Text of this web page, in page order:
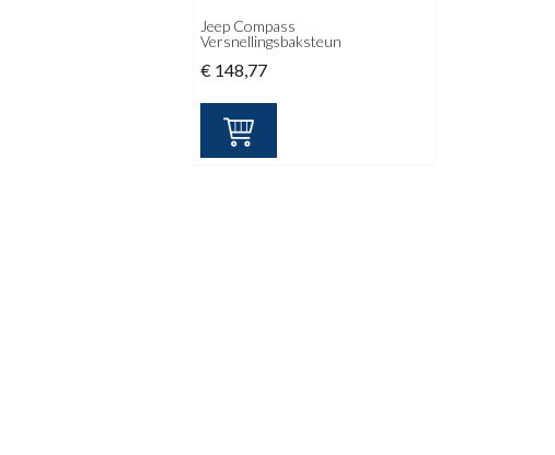
Jeep Compass
Versnellingsbaksteun
€ 148,77